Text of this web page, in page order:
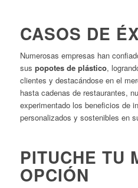
CASOS DE
Numerosas empresas han
sus popotes de plástico,
clientes y destacándose en el
hasta cadenas de restaurantes,
experimentado los beneficios de
personalizados y sostenibles en
PITUCHE TU
OPCIÓN